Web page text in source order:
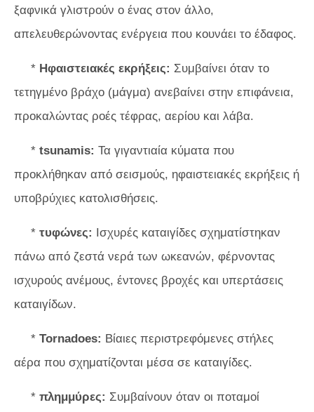
ξαφνικά γλιστρούν ο ένας στον άλλο,
απελευθερώνοντας ενέργεια που κουνάει το έδαφος.
* Ηφαιστειακές εκρήξεις: Συμβαίνει όταν το
τετηγμένο βράχο (μάγμα) ανεβαίνει στην επιφάνεια,
προκαλώντας ροές τέφρας, αερίου και λάβα.
* tsunamis: Τα γιγαντιαία κύματα που
προκλήθηκαν από σεισμούς, ηφαιστειακές εκρήξεις ή
υποβρύχιες κατολισθήσεις.
* τυφώνες: Ισχυρές καταιγίδες σχηματίστηκαν
πάνω από ζεστά νερά των ωκεανών, φέρνοντας
ισχυρούς ανέμους, έντονες βροχές και υπερτάσεις
καταιγίδων.
* Tornadoes: Βίαιες περιστρεφόμενες στήλες
αέρα που σχηματίζονται μέσα σε καταιγίδες.
* πλημμύρες: Συμβαίνουν όταν οι ποταμοί